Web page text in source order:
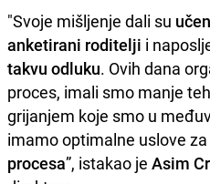
"Svoje mišljenje dali su
anketirani roditelji i
takvu odluku. Ovih dana
proces, imali smo manje
grijanjem koje smo u
imamo optimalne uslove
procesa”, istakao je Asim